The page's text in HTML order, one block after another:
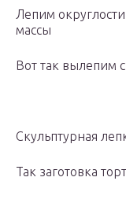
Лепим
массы
Вот так вылепим
Скульптурная
Так заготовка